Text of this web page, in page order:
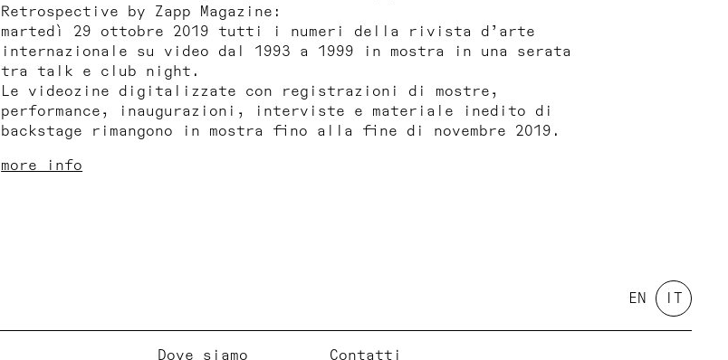
Retrospective by Zapp Magazine :
martedì 29 ottobre 2019 tutti i numeri della rivista d’arte
internazionale su video dal 1993 a 1999 in mostra in una serata
tra talk e club night.
Le videozine digitalizzate con registrazioni di mostre,
performance, inaugurazioni, interviste e materiale inedito di
backstage rimangono in mostra fino alla fine di novembre 2019.
more info
EN
Dove siamo Contatti